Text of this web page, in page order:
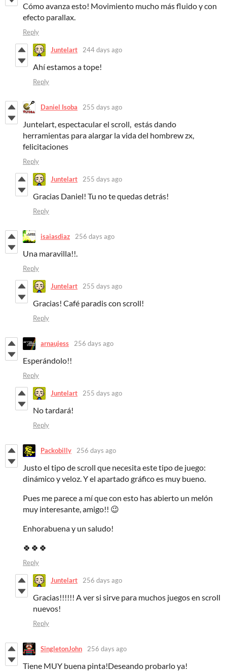
Cómo avanza esto! Movimiento mucho más fluido y con
efecto parallax.
Reply
Juntelart 244 days ago
Ahí estamos a tope!
Reply
Daniel Isoba 255 days ago
Juntelart, espectacular el scroll, estás dando
herramientas para alargar la vida del hombrew zx,
felicitaciones
Reply
Juntelart 255 days ago
Gracias Daniel! Tu no te quedas detrás!
Reply
isaiasdiaz 256 days ago
Una maravilla!!.
Reply
Juntelart 255 days ago
Gracias! Café paradis con scroll!
Reply
arnaujess 256 days ago
Esperándolo!!
Reply
Juntelart 255 days ago
No tardará!
Reply
Packobilly 256 days ago
Justo el tipo de scroll que necesita este tipo de juego:
dinámico y veloz. Y el apartado gráfico es muy bueno.
Pues me parece a mí que con esto has abierto un melón
muy interesante, amigo!! 😉
Enhorabuena y un saludo!
🍀🍀🍀
Reply
Juntelart 256 days ago
Gracias!!!!!! A ver si sirve para muchos juegos en scroll
nuevos!
Reply
SingletonJohn 256 days ago
Tiene MUY buena pinta!Deseando probarlo ya!